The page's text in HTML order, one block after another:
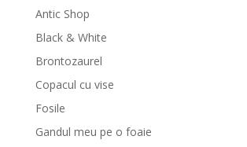
Antic Shop
Black & White
Brontozaurel
Copacul cu vise
Fosile
Gandul meu pe o foaie